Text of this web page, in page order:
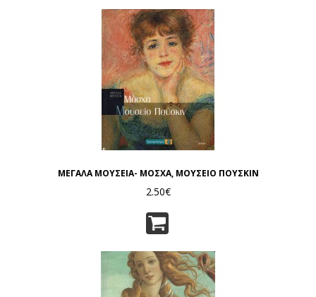
ΜΕΓΑΛΑ ΜΟΥΣΕΙΑ- ΜΟΣΧΑ, ΜΟΥΣΕΙΟ ΠΟΥΣΚΙΝ
2.50€